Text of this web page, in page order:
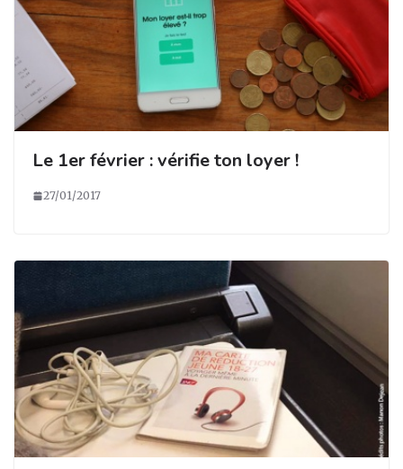
Le 1er février : vérifie ton loyer !
27/01/2017